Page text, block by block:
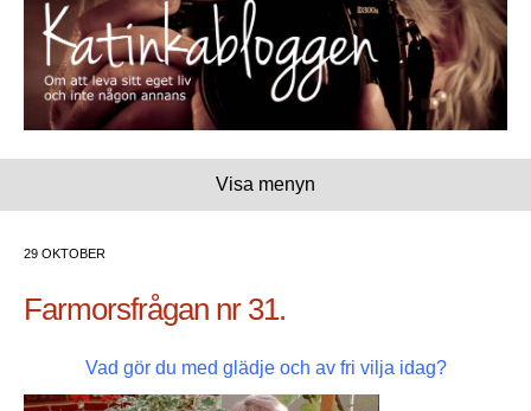
Visa menyn
29 OKTOBER
Farmorsfrågan nr 31.
Vad gör du med glädje och av fri vilja idag?